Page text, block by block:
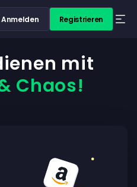
Anmelden Registrieren
mit
Chaos!